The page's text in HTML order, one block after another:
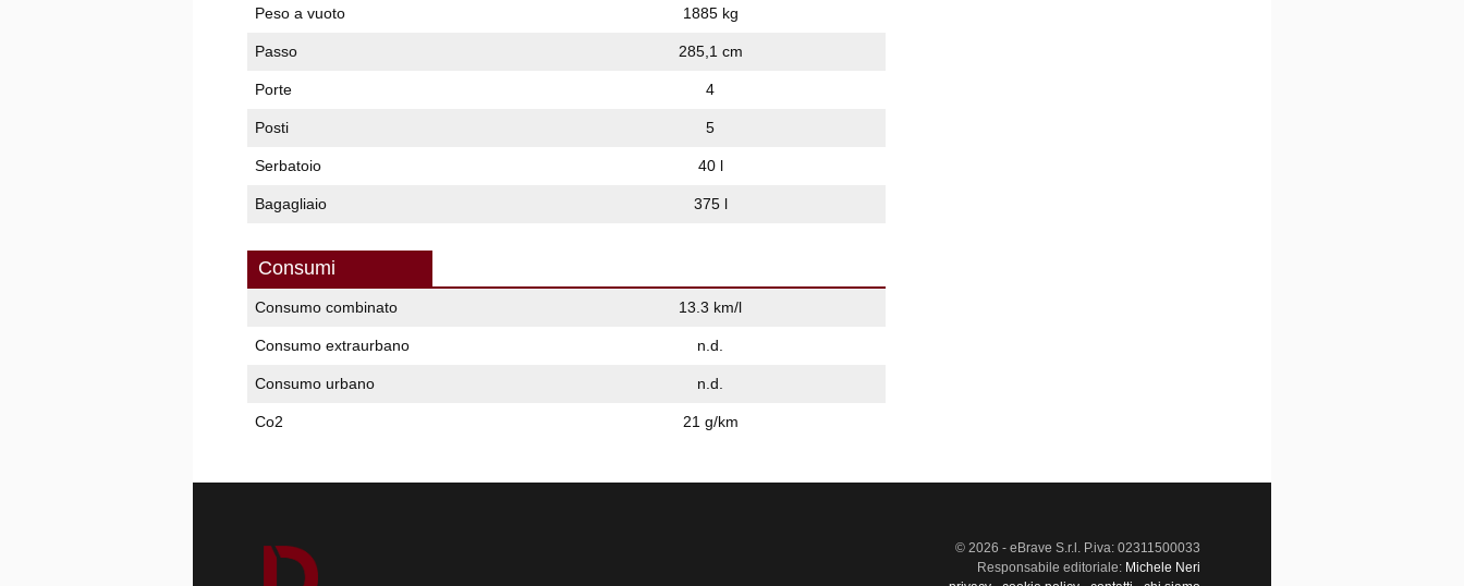
Peso a vuoto 1885 kg
Passo 285,1 cm
Porte 4
Posti 5
Serbatoio 40 l
Bagagliaio 375 l
Consumi
Consumo combinato 13.3 km/l
Consumo extraurbano n.d.
Consumo urbano n.d.
Co2 21 g/km
© 2026 - eBrave S.r.l. P.iva: 02311500033
Responsabile editoriale: Michele Neri